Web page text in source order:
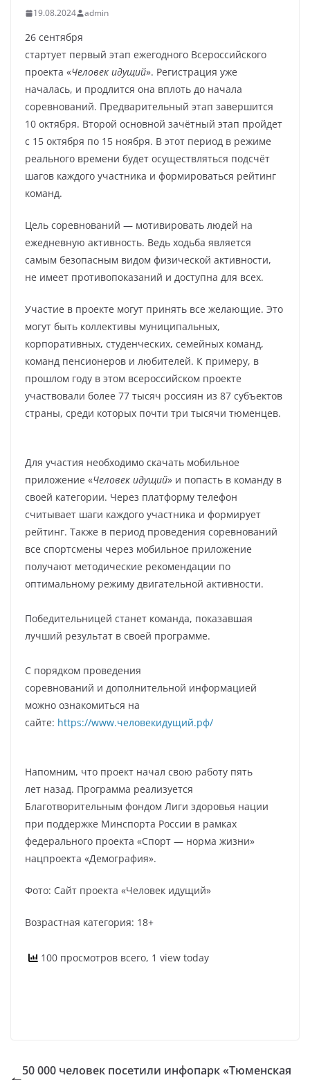
19.08.2024 admin
26 сентября
стартует первый этап ежегодного Всероссийского
проекта «Человек идущий». Регистрация уже
началась, и продлится она вплоть до начала
соревнований. Предварительный этап завершится
10 октября. Второй основной зачётный этап пройдет
с 15 октября по 15 ноября. В этот период в режиме
реального времени будет осуществляться подсчёт
шагов каждого участника и формироваться рейтинг
команд.
Цель соревнований — мотивировать людей на
ежедневную активность. Ведь ходьба является
самым безопасным видом физической активности,
не имеет противопоказаний и доступна для всех.
Участие в проекте могут принять все желающие. Это
могут быть коллективы муниципальных,
корпоративных, студенческих, семейных команд,
команд пенсионеров и любителей. К примеру, в
прошлом году в этом всероссийском проекте
участвовали более 77 тысяч россиян из 87 субъектов
страны, среди которых почти три тысячи тюменцев.
Для участия необходимо скачать мобильное
приложение «Человек идущий» и попасть в команду в
своей категории. Через платформу телефон
считывает шаги каждого участника и формирует
рейтинг. Также в период проведения соревнований
все спортсмены через мобильное приложение
получают методические рекомендации по
оптимальному режиму двигательной активности.
Победительницей станет команда, показавшая
лучший результат в своей программе.
С порядком проведения
соревнований и дополнительной информацией
можно ознакомиться на
сайте: https://www.человекидущий.рф/
Напомним, что проект начал свою работу пять
лет назад. Программа реализуется
Благотворительным фондом Лиги здоровья нации
при поддержке Минспорта России в рамках
федерального проекта «Спорт — норма жизни»
нацпроекта «Демография».
Фото: Сайт проекта «Человек идущий»
Возрастная категория: 18+
100 просмотров всего, 1 view today
50 000 человек посетили инфопарк «Тюменская